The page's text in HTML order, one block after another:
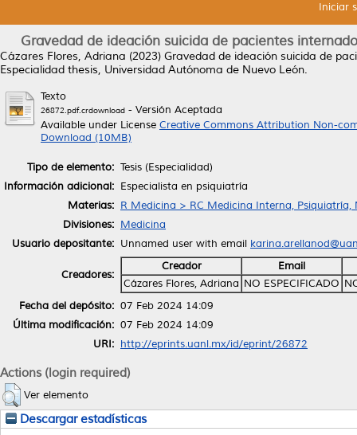
Iniciar
Gravedad de ideación suicida de pacientes
Cázares Flores, Adriana (2023) Gravedad de ideación suicida de
Especialidad thesis, Universidad Autónoma de Nuevo León.
Texto
26872.pdf.crdownload - Versión Aceptada
Available under License Creative Commons Attribution Non-
Download (10MB)
Tipo de elemento: Tesis (Especialidad)
Información adicional: Especialista en psiquiatría
Materias: R Medicina > RC Medicina Interna, Psiquiatría,
Divisiones: Medicina
Usuario depositante: Unnamed user with email
Creadores:
Creador
Email
Cázares Flores, Adriana NO ESPECIFICADO
Fecha del depósito: 07 Feb 2024 14:09
Última modificación: 07 Feb 2024 14:09
URI: http://eprints.uanl.mx/id/eprint/26872
Actions (login required)
Ver elemento
Descargar estadísticas